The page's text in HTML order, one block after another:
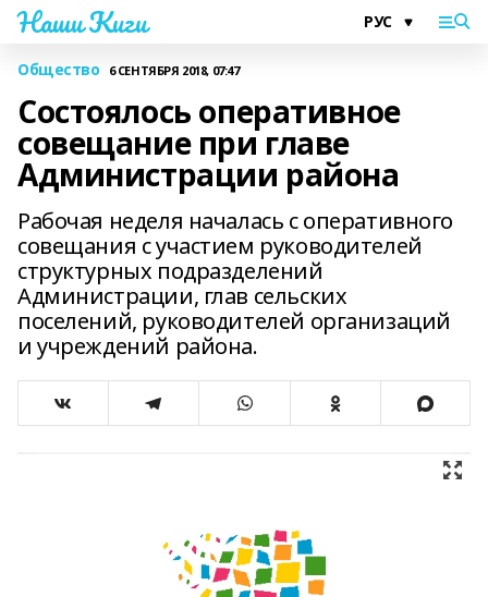
Наши Киги
Общество 6 СЕНТЯБРЯ 2018, 07:47
Состоялось оперативное
совещание при главе
Администрации района
Рабочая неделя началась с оперативного
совещания с участием руководителей
структурных подразделений
Администрации, глав сельских
поселений, руководителей организаций
и учреждений района.